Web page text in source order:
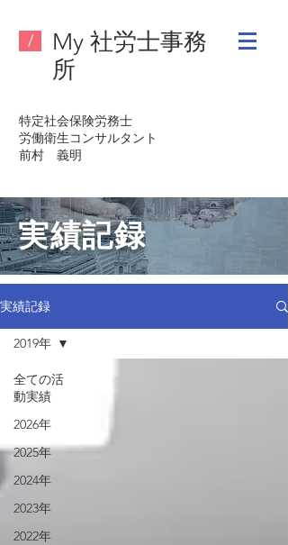
/
My 社労士事務
所
特定社会保険労務士
労働衛生コンサルタント
​前村 義明
実績記録
実績記録
全ての活
動実績
2026年
2025年
2024年
2023年
2022年
2019年